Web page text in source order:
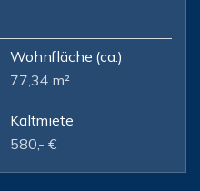
Wohnfläche (ca.)
77,34 m²
Kaltmiete
580,- €